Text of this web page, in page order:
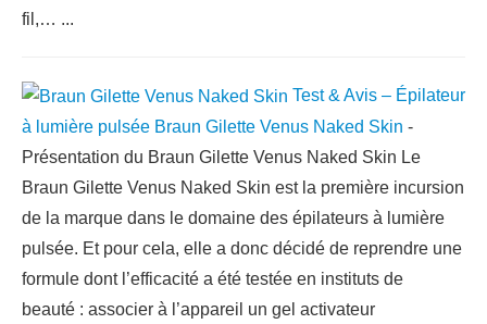
fil,… ...
Test & Avis – Épilateur
à lumière pulsée Braun Gilette Venus Naked Skin -
Présentation du Braun Gilette Venus Naked Skin Le
Braun Gilette Venus Naked Skin est la première incursion
de la marque dans le domaine des épilateurs à lumière
pulsée. Et pour cela, elle a donc décidé de reprendre une
formule dont l’efficacité a été testée en instituts de
beauté : associer à l’appareil un gel activateur